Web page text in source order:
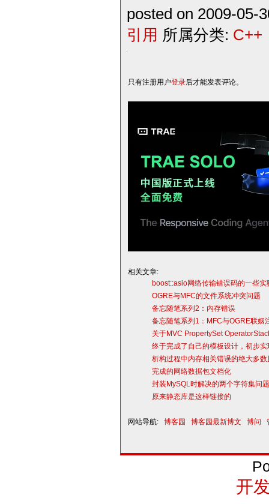
posted on 2009-05-
引用 所属分类: C++
只有注册用户登录后才能发表评论。
相关文章:
boost::asio网络传输错误码的一些
OGRE与MFC的文件系统冲突问题
备忘随笔系列2：内存错误
备忘随笔系列1：MFC与OGRE联姻
关于MVC PropertySet
终于完成了自己的模板设计，初步
析构过程中内存相关错误的绝大多数
完成的网络数据包文档化
封装MySQL时解决的两个字符集问题
原来静态库是这样链接的
网站导航: 博客园 博客园最新博文 博问
开